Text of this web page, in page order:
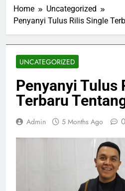
Home
Uncategorized
Penyanyi Tulus Rilis Single
UNCATEGORIZED
Penyanyi Tulus
Terbaru
Admin 5 Months Ago 0